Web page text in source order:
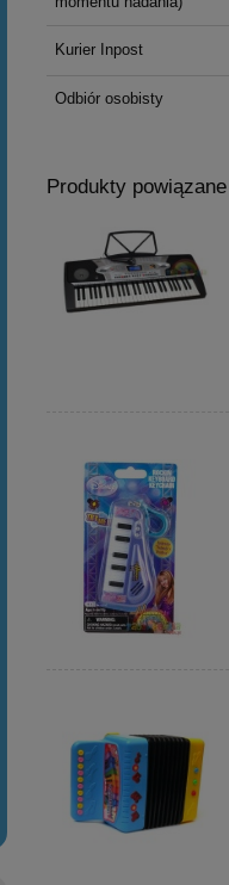
Kurier Inpost
Odbiór osobisty
Produkty powiązane